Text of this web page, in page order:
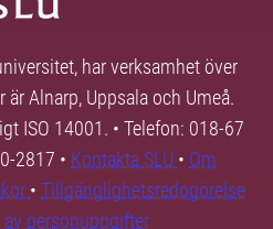
har verksamhet över
är Alnarp, Uppsala och Umeå.
ISO 14001. • Telefon: 018-67
2817 • Kontakta SLU • Om
• Tillgänglighetsredogörelse
personuppgifter